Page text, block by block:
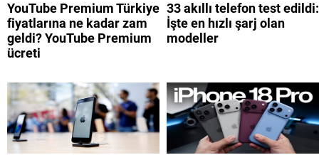
YouTube Premium Türkiye
fiyatlarına ne kadar zam
geldi? YouTube Premium
ücreti
33 akıllı telefon test edildi:
İşte en hızlı şarj olan
modeller